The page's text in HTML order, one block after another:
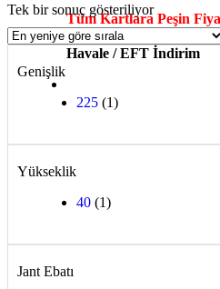
Tüm Kartlara Peşin
Havale / EFT İndirim
Tek bir sonuç gösteriliyor
Genişlik
225 (1)
Yükseklik
40 (1)
Jant Ebatı